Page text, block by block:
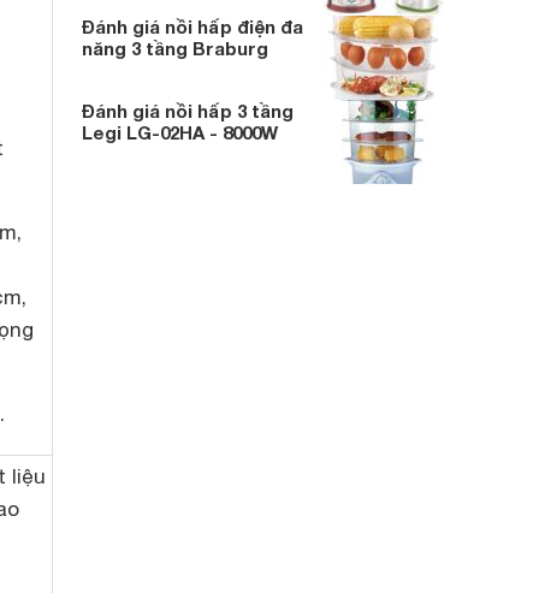
liệu
Đánh giá nồi hấp điện đa
năng 3 tầng Braburg
Đánh giá nồi hấp 3 tầng
Legi LG-02HA - 8000W